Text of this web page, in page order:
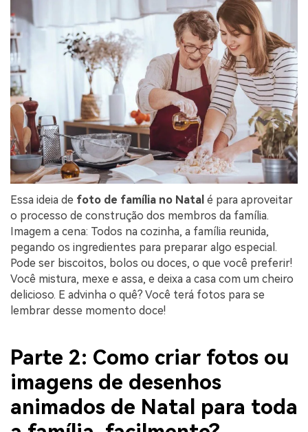
Essa ideia de foto de família no Natal é para aproveitar
o processo de construção dos membros da família.
Imagem a cena: Todos na cozinha, a família reunida,
pegando os ingredientes para preparar algo especial.
Pode ser biscoitos, bolos ou doces, o que você preferir!
Você mistura, mexe e assa, e deixa a casa com um cheiro
delicioso. E advinha o quê? Você terá fotos para se
lembrar desse momento doce!
Parte 2: Como criar fotos ou
imagens de desenhos
animados de Natal para toda